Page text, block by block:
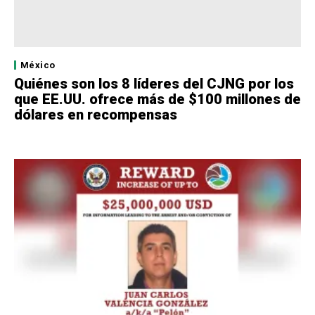
México
Quiénes son los 8 líderes del CJNG por los
que EE.UU. ofrece más de $100 millones de
dólares en recompensas